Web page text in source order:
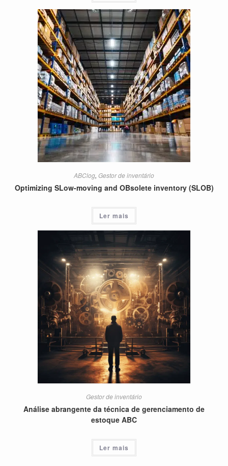
ABClog, Gestor de inventário
Optimizing SLow-moving and OBsolete inventory (SLOB)
Ler mais
Gestor de inventário
Análise abrangente da técnica de gerenciamento de
estoque ABC
Ler mais